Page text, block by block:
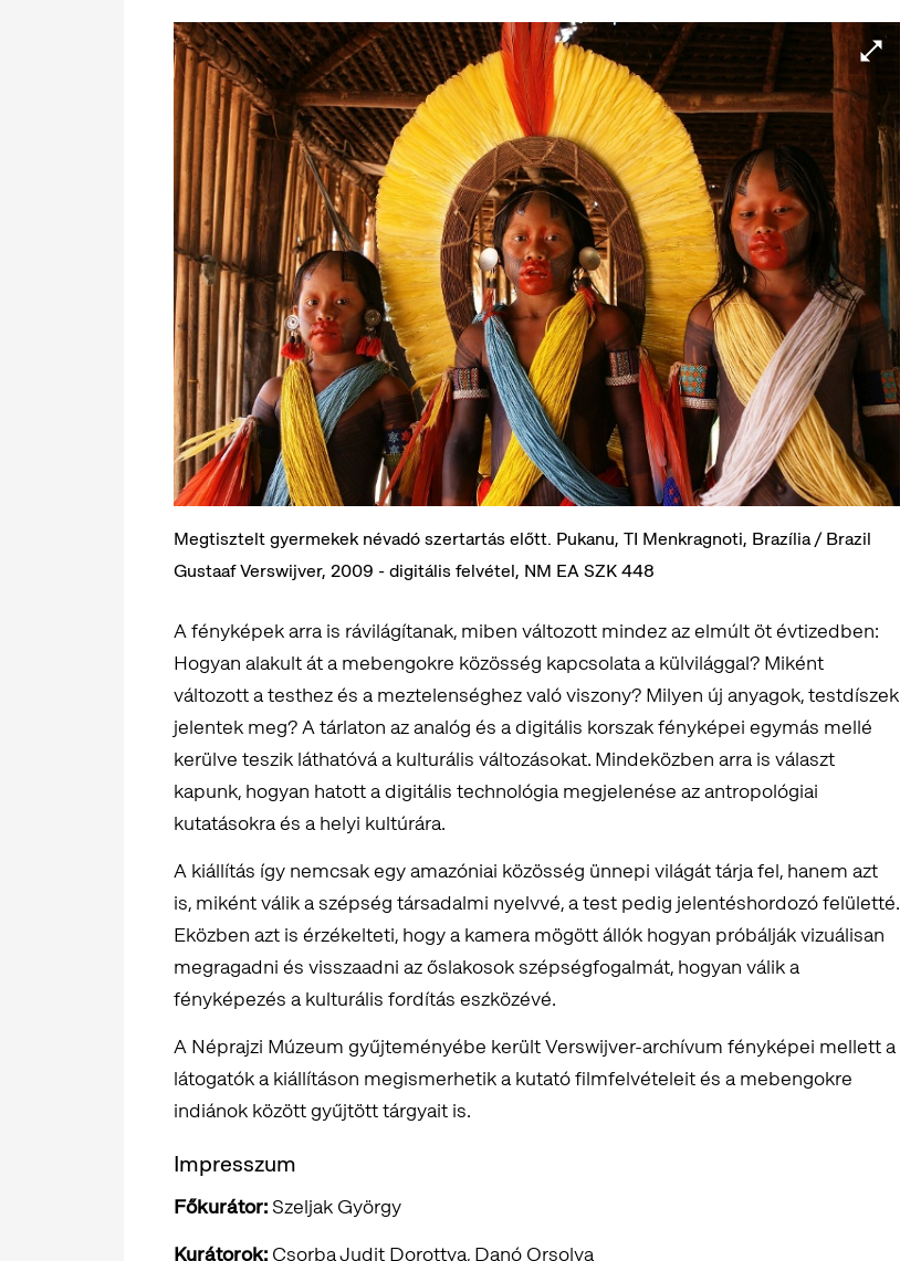
Megtisztelt gyermekek névadó szertartás előtt. Pukanu, TI Menkragnoti, Brazília / Brazil
Gustaaf Verswijver, 2009 - digitális felvétel, NM EA SZK 448
A fényképek arra is rávilágítanak, miben változott mindez az elmúlt öt évtizedben:
Hogyan alakult át a mebengokre közösség kapcsolata a külvilággal? Miként
változott a testhez és a meztelenséghez való viszony? Milyen új anyagok, testdíszek
jelentek meg? A tárlaton az analóg és a digitális korszak fényképei egymás mellé
kerülve teszik láthatóvá a kulturális változásokat. Mindeközben arra is választ
kapunk, hogyan hatott a digitális technológia megjelenése az antropológiai
kutatásokra és a helyi kultúrára.
A kiállítás így nemcsak egy amazóniai közösség ünnepi világát tárja fel, hanem azt
is, miként válik a szépség társadalmi nyelvvé, a test pedig jelentéshordozó felületté.
Eközben azt is érzékelteti, hogy a kamera mögött állók hogyan próbálják vizuálisan
megragadni és visszaadni az őslakosok szépségfogalmát, hogyan válik a
fényképezés a kulturális fordítás eszközévé.
A Néprajzi Múzeum gyűjteményébe került Verswijver-archívum fényképei mellett a
látogatók a kiállításon megismerhetik a kutató filmfelvételeit és a mebengokre
indiánok között gyűjtött tárgyait is.
Impresszum
Főkurátor: Szeljak György
Kurátorok: Csorba Judit Dorottya, Danó Orsolya